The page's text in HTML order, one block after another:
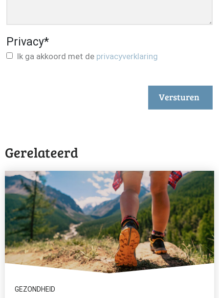
Privacy*
Ik ga akkoord met de privacyverklaring
Versturen
Gerelateerd
GEZONDHEID